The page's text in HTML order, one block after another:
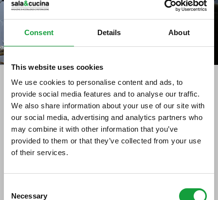
Consent Details About
This website uses cookies
We use cookies to personalise content and ads, to
provide social media features and to analyse our traffic.
We also share information about your use of our site with
our social media, advertising and analytics partners who
may combine it with other information that you’ve
provided to them or that they’ve collected from your use
of their services.
Selection
Necessary
La zuppa di funghi
Stampa
03/03/2017
ISCRIVITI ALLA NEWSLETTER
Resta aggiornato su tutte le ultime novita nel campo